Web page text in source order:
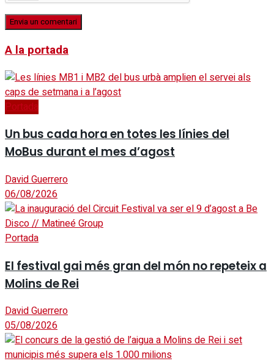
A la portada
Portada
Un bus cada hora en totes les línies del
MoBus durant el mes d’agost
David Guerrero
06/08/2026
Portada
El festival gai més gran del món no repeteix a
Molins de Rei
David Guerrero
05/08/2026